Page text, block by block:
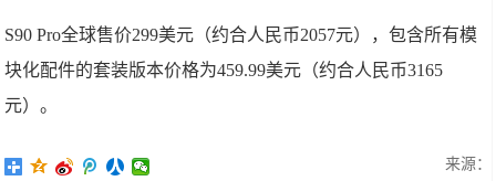
S90 Pro全球售价299美元（约合人民币2057元），包含所有模
块化配件的套装版本价格为459.99美元（约合人民币3165
元）。
来源：